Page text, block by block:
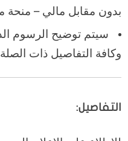
بدون مقابل مالي – منحة
سيتم توضيح الرسوم
وكافة التفاصيل ذات الصلة
التفاصيل: